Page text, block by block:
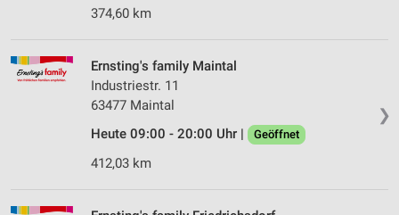
374,60 km
❯
Ernsting's family Maintal
Industriestr. 11
63477 Maintal
Heute 09:00 - 20:00 Uhr |
Geöffnet
412,03 km
Verwendung reduzierter Daten zur Auswahl von
Erstellung von Profilen für personalisierte